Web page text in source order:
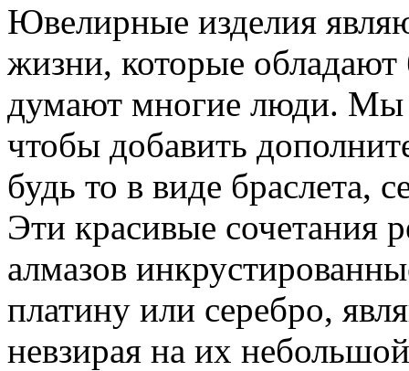
Ювелирные изделия
жизни, которые
думают многие люди. Мы
чтобы добавить
будь то в виде браслета,
Эти красивые сочетания
алмазов
платину или серебро,
невзирая на их